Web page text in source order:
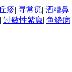
丘疹| 寻常疣| 酒糟鼻|
| 过敏性紫癜| 鱼鳞病|